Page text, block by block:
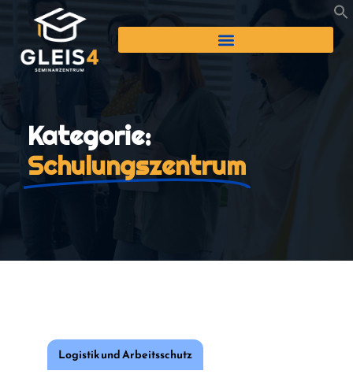
Kategorie:
Schulungszentrum
Logistik und Arbeitsschutz